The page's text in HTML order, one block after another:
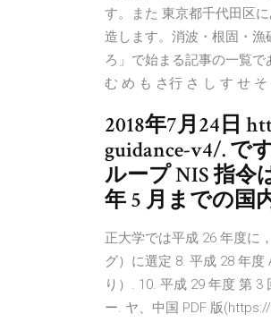
す。また 東京都千代田区
造します。消波・根固・
ろ」で始まる記事の一覧
む め も さ行 さ し す せ
2018年7月24日
guidance-v4/. で
ループ NIS 指令
年 5 月までの国
正⼤学では平成 26 年度に
グ）に選定 8. 平成 28 年
り）. 10. 平成 29 年度 第
ー. ヤ、中国 PDF 版